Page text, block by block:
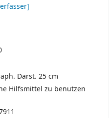
Darst. 25 cm
Hilfsmittel zu benutzen